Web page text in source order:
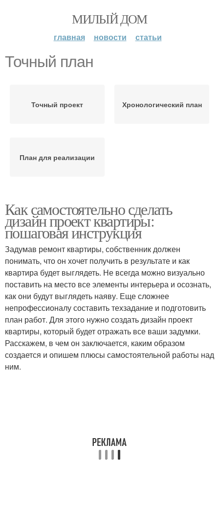
МИЛЫЙ ДОМ
главная новости статьи
Точный план
Точный проект Хронологический план
План для реализации
Как самостоятельно сделать
дизайн проект квартиры:
пошаговая инструкция
Задумав ремонт квартиры, собственник должен
понимать, что он хочет получить в результате и как
квартира будет выглядеть. Не всегда можно визуально
поставить на место все элементы интерьера и осознать,
как они будут выглядеть наяву. Еще сложнее
непрофессионалу составить техзадание и подготовить
план работ. Для этого нужно создать дизайн проект
квартиры, который будет отражать все ваши задумки.
Расскажем, в чем он заключается, каким образом
создается и опишем плюсы самостоятельной работы над
ним.